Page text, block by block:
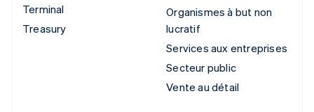
Terminal
Treasury
Organismes à but non
lucratif
Services aux entreprises
Secteur public
Vente au détail